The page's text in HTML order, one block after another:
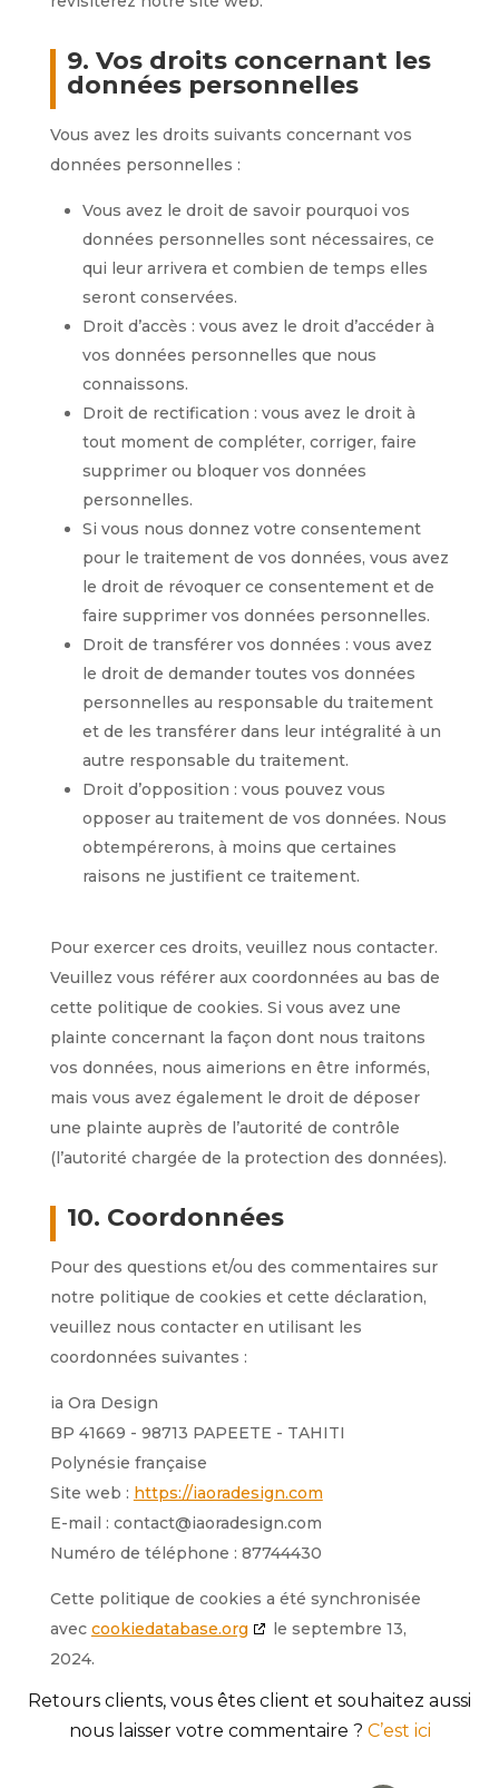
9. Vos droits concernant les
données personnelles
Vous avez les droits suivants concernant vos
données personnelles :
Vous avez le droit de savoir pourquoi vos
données personnelles sont nécessaires, ce
qui leur arrivera et combien de temps elles
seront conservées.
Droit d’accès : vous avez le droit d’accéder à
vos données personnelles que nous
connaissons.
Droit de rectification : vous avez le droit à
tout moment de compléter, corriger, faire
supprimer ou bloquer vos données
personnelles.
Si vous nous donnez votre consentement
pour le traitement de vos données, vous avez
le droit de révoquer ce consentement et de
faire supprimer vos données personnelles.
Droit de transférer vos données : vous avez
le droit de demander toutes vos données
personnelles au responsable du traitement
et de les transférer dans leur intégralité à un
autre responsable du traitement.
Droit d’opposition : vous pouvez vous
opposer au traitement de vos données. Nous
obtempérerons, à moins que certaines
raisons ne justifient ce traitement.
Pour exercer ces droits, veuillez nous contacter.
Veuillez vous référer aux coordonnées au bas de
cette politique de cookies. Si vous avez une
plainte concernant la façon dont nous traitons
vos données, nous aimerions en être informés,
mais vous avez également le droit de déposer
une plainte auprès de l’autorité de contrôle
(l’autorité chargée de la protection des données).
10. Coordonnées
Pour des questions et/ou des commentaires sur
notre politique de cookies et cette déclaration,
veuillez nous contacter en utilisant les
coordonnées suivantes :
ia Ora Design
BP 41669 - 98713 PAPEETE - TAHITI
Polynésie française
Site web : https://iaoradesign.com
E-mail : contact@iaoradesign.com
Numéro de téléphone : 87744430
Cette politique de cookies a été synchronisée
avec cookiedatabase.org
le septembre 13,
2024.
Retours clients, vous êtes client et souhaitez aussi
nous laisser votre commentaire ? C’est ici